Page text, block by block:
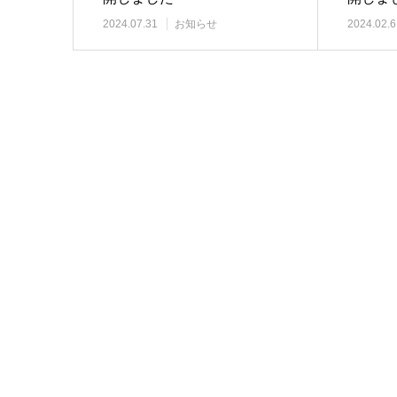
2024.07.31 お知らせ 2024.02.6